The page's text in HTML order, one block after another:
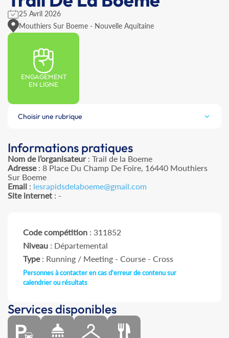
25 Avril 2026
Mouthiers Sur Boeme - Nouvelle Aquitaine
ENGAGEMENT
EN LIGNE
Choisir une rubrique
Informations pratiques
Nom de l’organisateur: Trail de la Boeme
Adresse: 8 Place Du Champ De Foire, 16440 Mouthiers
Sur Boeme
Email : lesrapidsdelaboeme@gmail.com
Site internet : -
Code compétition : 311852
Niveau : Départemental
Type: Running / Meeting - Course - Cross
Personnes à contacter en cas d'erreur de contenu sur
calendrier ou résultats
Services disponibles